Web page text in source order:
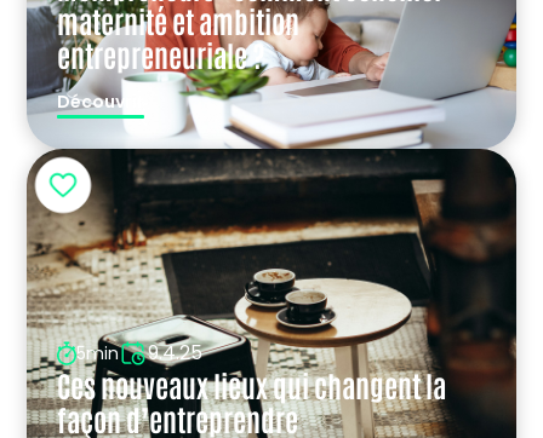
maternité et ambition
entrepreneuriale ?
Découvrir
5min 9.4.25
Ces nouveaux lieux qui changent la
façon d’entreprendre